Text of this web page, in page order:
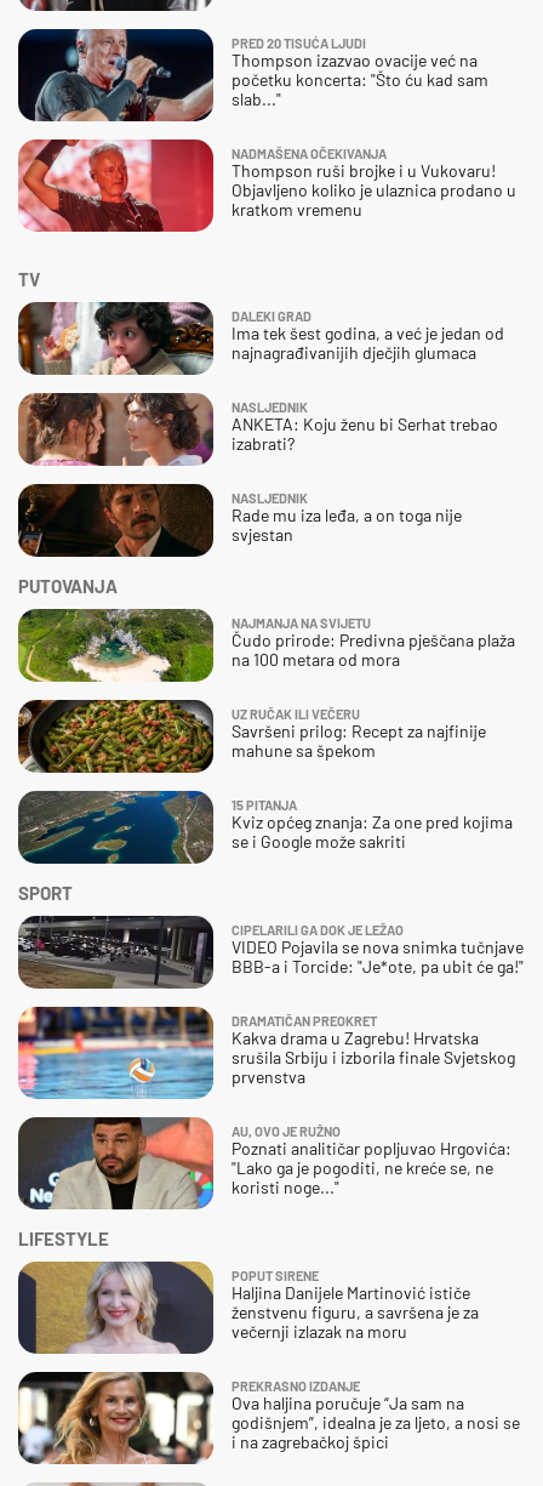
PRED 20 TISUĆA LJUDI
Thompson izazvao ovacije već na
početku koncerta: "Što ću kad sam
slab..."
NADMAŠENA OČEKIVANJA
Thompson ruši brojke i u Vukovaru!
Objavljeno koliko je ulaznica prodano u
kratkom vremenu
SPORT
CIPELARILI GA DOK JE LEŽAO
VIDEO Pojavila se nova snimka tučnjave
BBB-a i Torcide: "Je*ote, pa ubit će ga!"
DRAMATIČAN PREOKRET
Kakva drama u Zagrebu! Hrvatska
srušila Srbiju i izborila finale Svjetskog
prvenstva
AU, OVO JE RUŽNO
Poznati analitičar popljuvao Hrgovića:
"Lako ga je pogoditi, ne kreće se, ne
koristi noge..."
TV
DALEKI GRAD
Ima tek šest godina, a već je jedan od
najnagrađivanijih dječjih glumaca
NASLJEDNIK
ANKETA: Koju ženu bi Serhat trebao
izabrati?
NASLJEDNIK
Rade mu iza leđa, a on toga nije
svjestan
PUTOVANJA
NAJMANJA NA SVIJETU
Čudo prirode: Predivna pješčana plaža
na 100 metara od mora
UZ RUČAK ILI VEČERU
Savršeni prilog: Recept za najfinije
mahune sa špekom
15 PITANJA
Kviz općeg znanja: Za one pred kojima
se i Google može sakriti
LIFESTYLE
POPUT SIRENE
Haljina Danijele Martinović ističe
ženstvenu figuru, a savršena je za
večernji izlazak na moru
PREKRASNO IZDANJE
Ova haljina poručuje “Ja sam na
godišnjem”, idealna je za ljeto, a nosi se
i na zagrebačkoj špici